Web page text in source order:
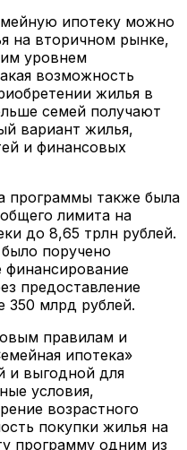
ипотеку можно
на вторичном рынке,
уровнем
возможность
жилья в
семей получают
вариант жилья,
и финансовых
программы также была
лимита на
до 8,65 трлн рублей.
поручено
финансирование
предоставление
млрд рублей.
правилам и
ипотека»
и выгодной для
условия,
возрастного
покупки жилья на
программу одним из